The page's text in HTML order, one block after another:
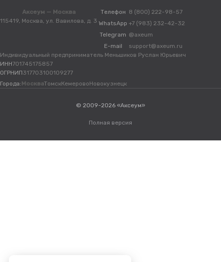
Аксеум — Москва
115419, Москва, ул. Вавилова, д. 3
Телефон 8 (800) 222-98-57
WhatsApp +7 (983) 232-42-32
Telegram @axeum
E-mail
support@axeum.ru
Индивидуальный предприниматель Меньшиков Руслан Юрьевич
ИНН701745175857
ОГРНИП317703100109277
Города: МоскваТомскКемеровоНовокузнецк
© 2009-2026 «Аксеум»
Полная версия